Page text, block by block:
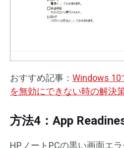
おすすめ記事： Windows 10
を無効にできない時の解決
方法4：App
HPノートPCの黒い画面エ